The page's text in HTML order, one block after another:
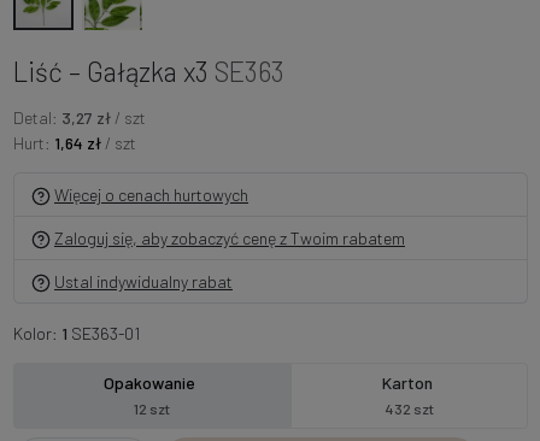
Liść – Gałązka x3 SE363
Detal: 3,27 zł / szt
Hurt: 1,64 zł / szt
Więcej o cenach hurtowych
Zaloguj się, aby zobaczyć cenę z Twoim rabatem
Ustal indywidualny rabat
Kolor: 1 SE363-01
Opakowanie
12 szt
Karton
432 szt